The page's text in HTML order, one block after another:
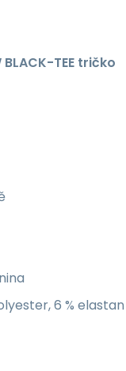
TEE tričko
6 % elastan